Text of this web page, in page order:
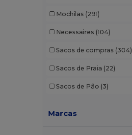
Mochilas (291)
Necessaires (104)
Sacos de compras (304)
Sacos de Praia (22)
Sacos de Pão (3)
Marcas